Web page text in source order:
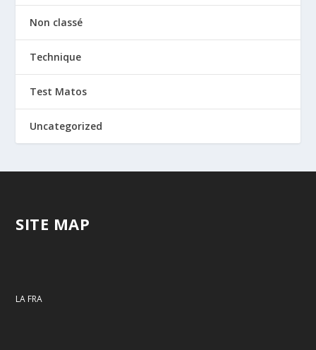
Non classé
Technique
Test Matos
Uncategorized
SITE MAP
LA FRA